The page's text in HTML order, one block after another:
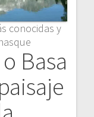
conocidas y
Basa